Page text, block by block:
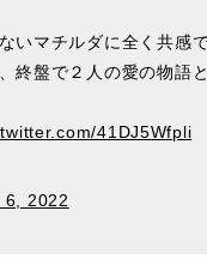
いマチルダに全く共感
終盤で２人の愛の物語
41DJ5Wfpli
6, 2022